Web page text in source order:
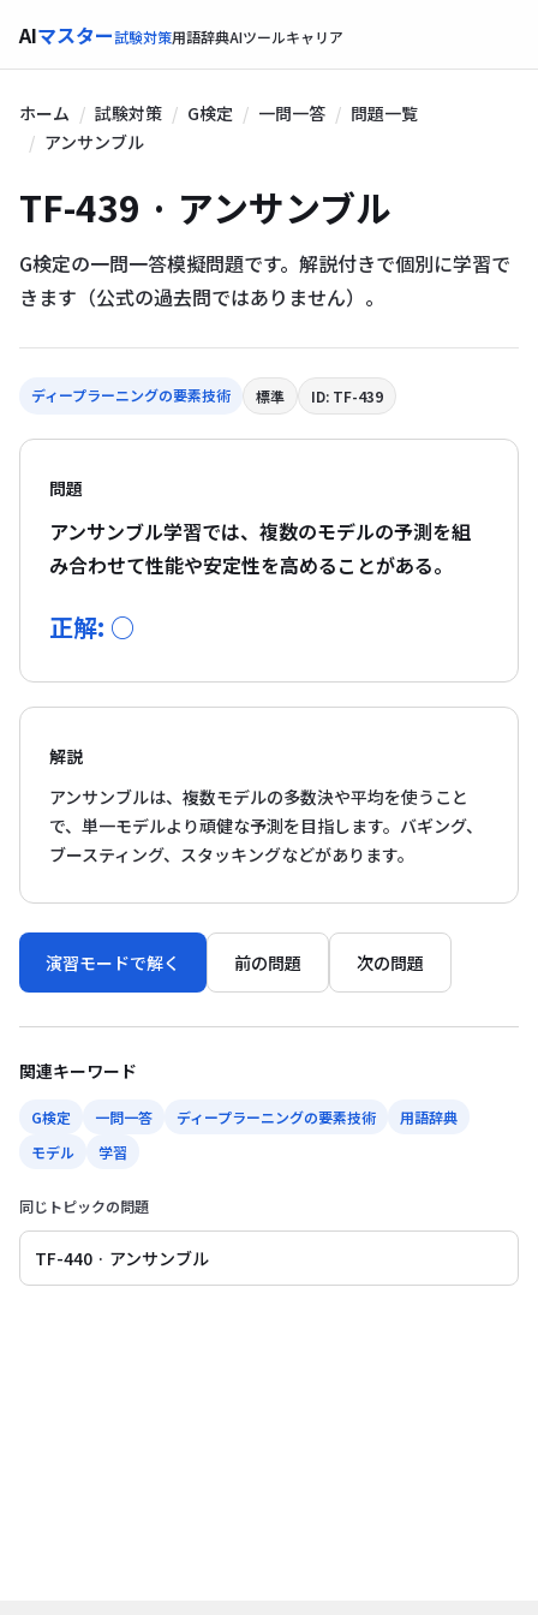
AIマスター試験対策用語辞典AIツールキャリア
ホーム 試験対策 G検定 一問一答
問題一覧
アンサンブル
TF-439 · アンサンブル
G検定の一問一答模擬問題です。解説付きで個別に学習で
きます（公式の過去問ではありません）。
ディープラーニングの要素技術 標準 ID: TF-439
問題
アンサンブル学習では、複数のモデルの予測を組
み合わせて性能や安定性を高めることがある。
正解: ○
解説
アンサンブルは、複数モデルの多数決や平均を使うこと
で、単一モデルより頑健な予測を目指します。バギング、
ブースティング、スタッキングなどがあります。
演習モードで解く 前の問題 次の問題
関連キーワード
G検定 一問一答 ディープラーニングの要素技術
用語辞典
モデル
学習
同じトピックの問題
TF-440 · アンサンブル